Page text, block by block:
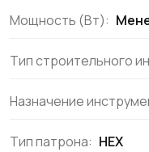
Мощность (Вт):
Тип строительного
Назначение
Тип патрона: HEX